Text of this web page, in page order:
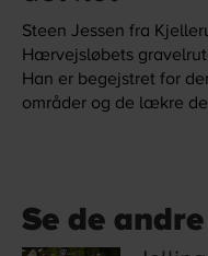
Steen Jessen fra
Hærvejsløbets
Han er begejstret for
områder og de lækre
Se de